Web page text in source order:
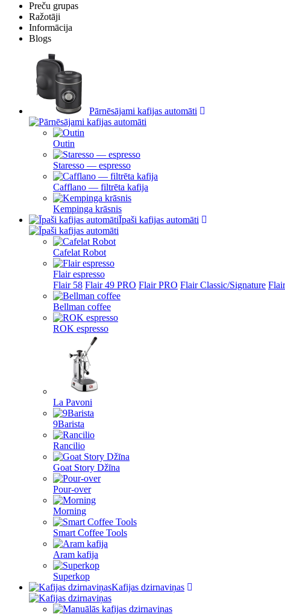
Preču grupas
Ražotāji
Informācija
Blogs
Pārnēsājami kafijas automāti
Outin
Staresso — espresso
Cafflano — filtrēta kafija
Kempinga krāsnis
Īpaši kafijas automāti
Cafelat Robot
Flair espresso
Flair 58 Flair 49 PRO Flair PRO Flair Classic/Signature
Bellman coffee
ROK espresso
La Pavoni
9Barista
Rancilio
Goat Story Džīna
Pour-over
Morning
Smart Coffee Tools
Aram kafija
Superkop
Kafijas dzirnaviņas